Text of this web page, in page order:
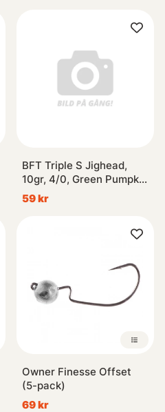
BFT Triple S Jighead,
10gr, 4/0, Green Pumpkin
- 3pcs
59 kr
Owner Finesse Offset
(5-pack)
69 kr